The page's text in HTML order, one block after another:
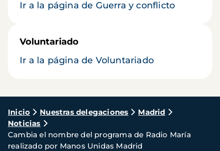
Ir a la página de Guerra y conflicto
Voluntariado
Ir a la página de Voluntariado
Ruta
de
navegación
Inicio Nuestras delegaciones
Madrid
Noticias
Cambia el nombre del programa de Radio María
realizado por Manos Unidas Madrid